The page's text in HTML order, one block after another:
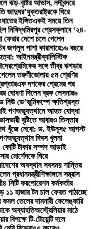
ঝড়-বৃষ্টির আভাস, নদীবন্দরে
জাদুঘর’যুক্তরাষ্ট্রকে ঘিরে
ইঙ্গিতএকই সময়ে তিন
নিষিদ্ধমিরপুর প্রেসক্লাবে ‘২৪-
ফেরার দেশে চলে গেলেন
জগলুল পাশা কারাগারে১৬ বছরে
আইনমন্ত্রীব্যালিস্টিক
প্রেমিকের সঙ্গে তীব্র ঝগড়ার
তরুণীভোলায় ৫ম শ্রেণির
এক দশকের প্রেমের পর
ঘোষণা দিলেন ব্রক লেসনার৬
নিউ ডে’ভূমিকম্পে ক্ষতিগ্রস্ত
গণঅভ্যুত্থানে আহত যোদ্ধা
ভারী বৃষ্টিতে আবারও তিস্তার
খুঁজে নেবো: ড. ইউনূস৫ আগস্ট
দিবস খুলনা
কোটি টাকার সম্পদ আড়াই
মোর্শেদকে ঘিরে
অবস্থান সবসময় শান্তির
প্রধানমন্ত্রীশিক্ষাঙ্গনে সন্ত্রাস
৪ সিটি করপোরেশন কর্মকর্তার
১১ হাজার টন চাল ফেরত পাঠাচ্ছে
কমল তেলের দামনারী কেলেঙ্কারি
অব্যাহতিঅস্ট্রেলিয়ার মাঠে
বিপক্ষে টি-টোয়েন্টি দলে